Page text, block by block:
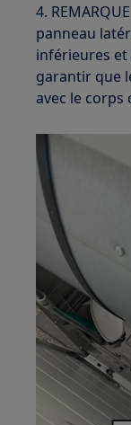
4.
panneau
inférieures
garantir que
avec le corps